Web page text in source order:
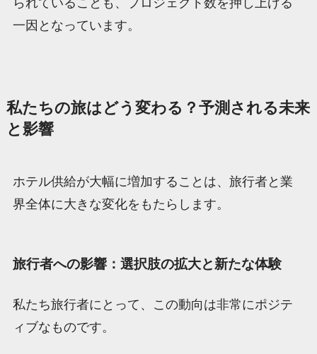
一因となっています。
私たちの旅はどう変わる？予測される未来
と影響
ホテル供給が大幅に増加することは、旅行者と業
界全体に大きな変化をもたらします。
旅行者への影響：選択肢の拡大と新たな体験
私たち旅行者にとって、この動向は非常にポジテ
ィブなものです。